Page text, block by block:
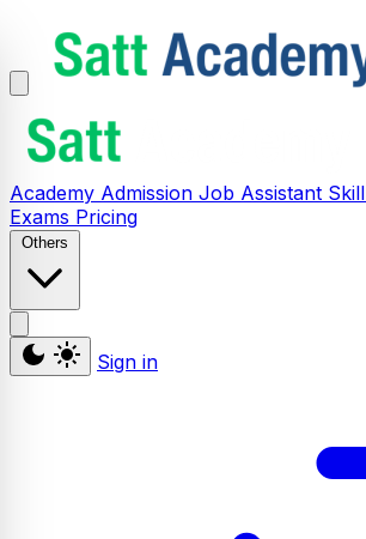
Academy Admission Job Assistant Skill
Exams Pricing
Others
Sign in